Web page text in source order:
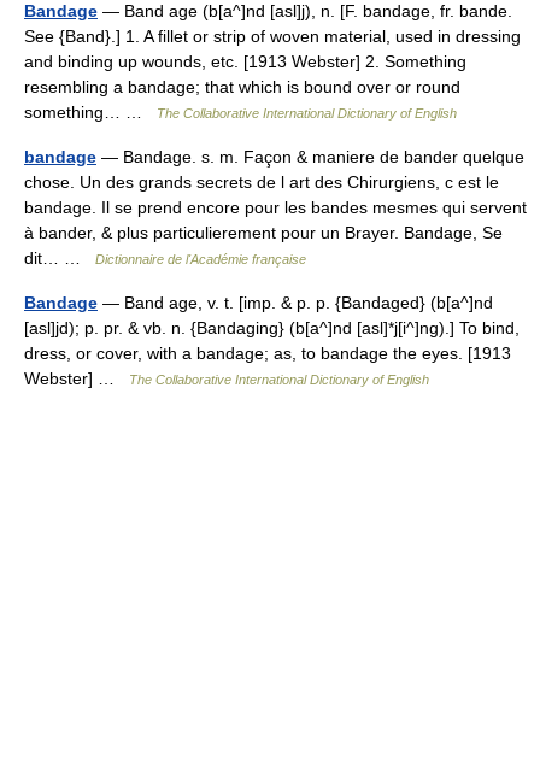
Bandage — Band age (b[a^]nd [asl]j), n. [F. bandage, fr. bande.
See {Band}.] 1. A fillet or strip of woven material, used in dressing
and binding up wounds, etc. [1913 Webster] 2. Something
resembling a bandage; that which is bound over or round
something… …
The Collaborative International Dictionary of English
bandage — Bandage. s. m. Façon & maniere de bander quelque
chose. Un des grands secrets de l art des Chirurgiens, c est le
bandage. Il se prend encore pour les bandes mesmes qui servent
à bander, & plus particulierement pour un Brayer. Bandage, Se
dit… …
Dictionnaire de l'Académie française
Bandage — Band age, v. t. [imp. & p. p. {Bandaged} (b[a^]nd
[asl]jd); p. pr. & vb. n. {Bandaging} (b[a^]nd [asl]*j[i^]ng).] To bind,
dress, or cover, with a bandage; as, to bandage the eyes. [1913
Webster] …
The Collaborative International Dictionary of English